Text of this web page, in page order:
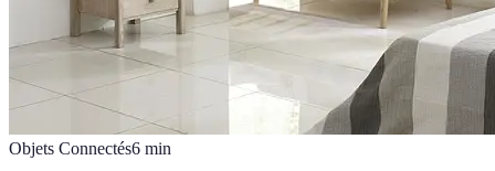
Objets Connectés6 min